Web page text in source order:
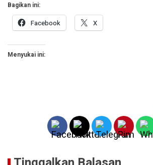
Bagikan ini:
Facebook X
Menyukai ini: